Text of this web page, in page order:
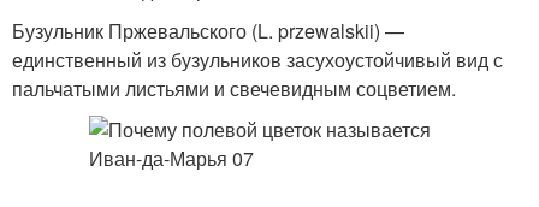
Бузульник Пржевальского (L. przewalskii) —
единственный из бузульников засухоустойчивый вид с
пальчатыми листьями и свечевидным соцветием.